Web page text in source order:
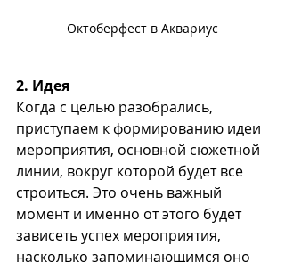
Октоберфест в Аквариус
2. Идея
Когда с целью разобрались,
приступаем к формированию идеи
мероприятия, основной сюжетной
линии, вокруг которой будет все
строиться. Это очень важный
момент и именно от этого будет
зависеть успех мероприятия,
насколько запоминающимся оно